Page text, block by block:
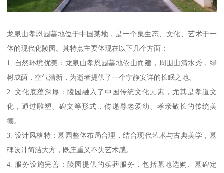
龙泉山孝恩园墓地位于中国某地，是一个集生态、文化、艺术于一
体的现代化陵园。其特点主要体现在以下几个方面：
1. 自然环境优美：龙泉山孝恩园墓地依山而建，周围山清水秀，绿
树成荫，空气清新，为逝者提供了一个宁静安详的长眠之地。
2. 文化底蕴深厚：陵园融入了中国传统文化元素，尤其是孝道文
化，通过雕塑、碑文等形式，传递尊老爱幼、孝亲敬长的传统美
德。
3. 设计风格特：墓园整体布局合理，结合现代艺术与古典美学，墓
碑设计简洁大方，既庄重又不失艺术感。
4. 服务设施完善：陵园提供的殡葬服务，包括墓地选购、墓碑定